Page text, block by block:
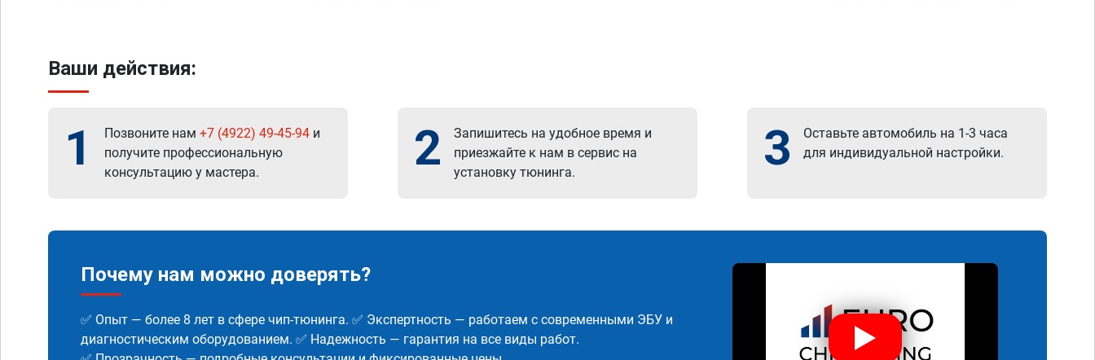
Ваши действия:
1 Позвоните нам +7 (4922) 49-45-94 и
получите профессиональную
консультацию у мастера.
2
Запишитесь на удобное время и
приезжайте к нам в сервис на
установку тюнинга.
3
Оставьте автомобиль на 1-3 часа
для индивидуальной настройки.
Почему нам можно доверять?
✅ Опыт — более 8 лет в сфере чип-тюнинга. ✅ Экспертность — работаем с современными ЭБУ и
диагностическим оборудованием. ✅ Надежность — гарантия на все виды работ.